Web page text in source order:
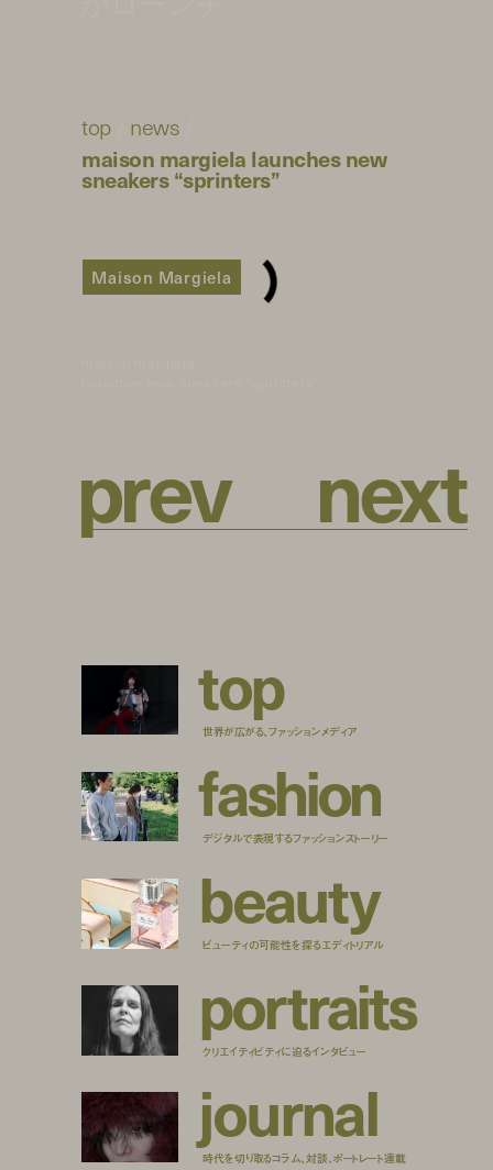
top/ news
maison margiela launches new
sneakers “sprinters”
Maison Margiela
prev next
top
世界が広がる、ファッションメディア
fashion
デジタルで表現するファッションストーリー
beauty
ビューティの可能性を探るエディトリアル
portraits
クリエイティビティに迫るインタビュー
journal
時代を切り取るコラム、対談、ポートレート連載